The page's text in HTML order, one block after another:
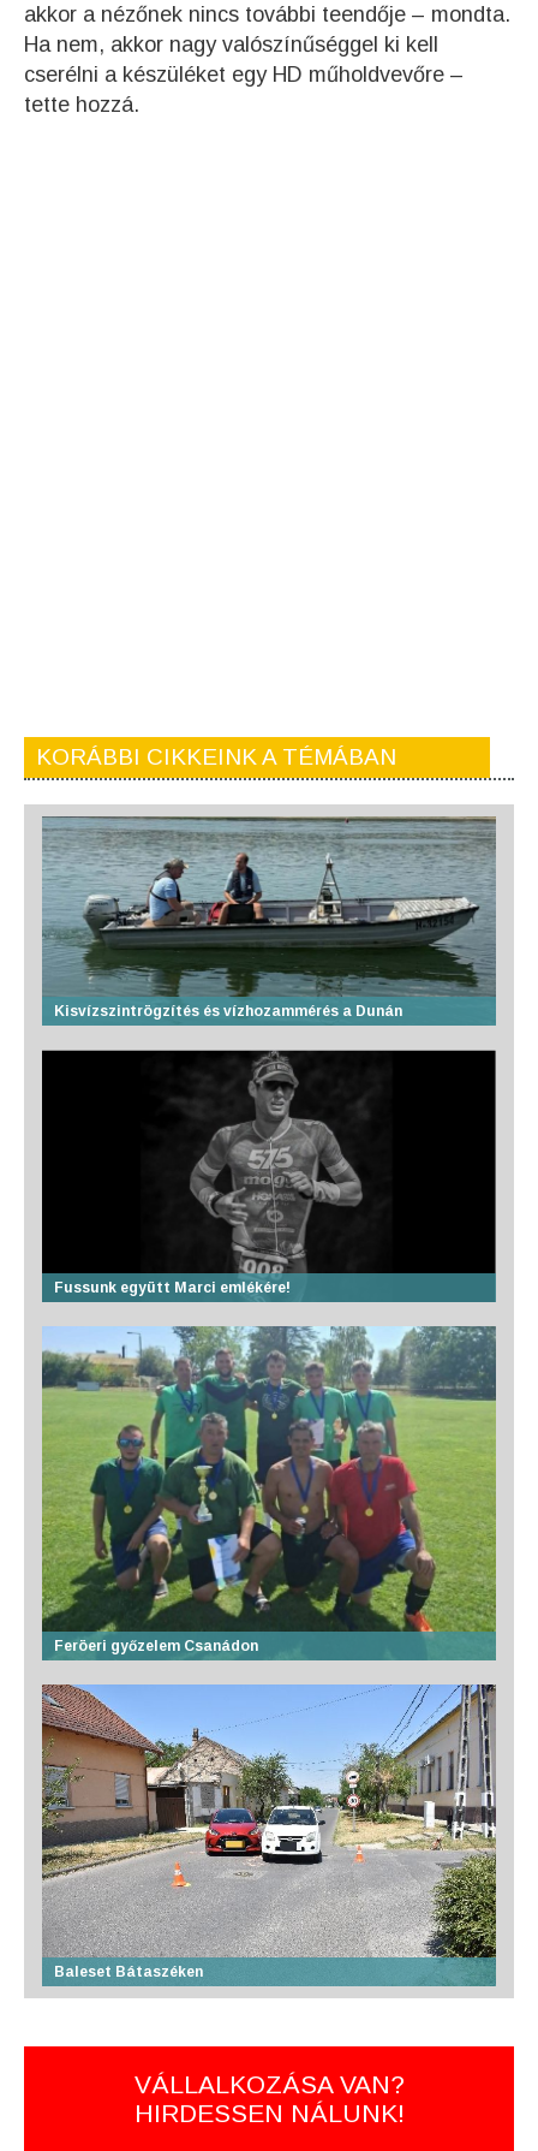
akkor a nézőnek nincs további teendője – mondta.
Ha nem, akkor nagy valószínűséggel ki kell
cserélni a készüléket egy HD műholdvevőre –
tette hozzá.
KORÁBBI CIKKEINK A TÉMÁBAN
Kisvízszintrögzítés és vízhozammérés a Dunán
Fussunk együtt Marci emlékére!
Feröeri győzelem Csanádon
Baleset Bátaszéken
VÁLLALKOZÁSA VAN?
HIRDESSEN NÁLUNK!